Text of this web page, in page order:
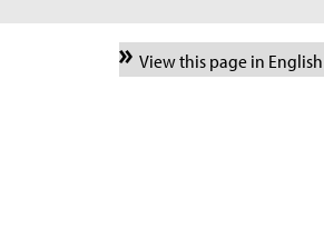
View this page in English